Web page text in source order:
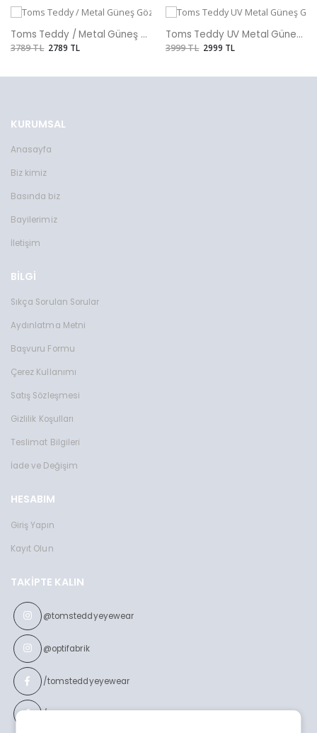
Toms Teddy / Metal Güneş Gözlüğü
3789 TL 2789 TL
Toms Teddy UV Metal Güneş Gözlüğü
3999 TL 2999 TL
KURUMSAL
Anasayfa
Biz kimiz
Basında biz
Bayilerimiz
İletişim
BİLGİ
Sıkça Sorulan Sorular
Aydınlatma Metni
Başvuru Formu
Çerez Kullanımı
Satış Sözleşmesi
Gizlilik Koşulları
Teslimat Bilgileri
İade ve Değişim
HESABIM
Giriş Yapın
Kayıt Olun
TAKIPTE KALIN
@tomsteddyeyewear
@optifabrik
/tomsteddyeyewear
/optifabrikeyewear